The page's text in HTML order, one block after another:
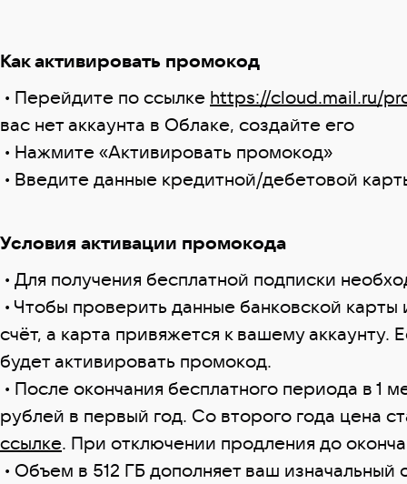
Как активировать промокод
• Перейдите по ссылке https://cloud.mail.ru/
вас нет аккаунта в Облаке, создайте его
• Нажмите «Активировать промокод»
• Введите данные кредитной/дебетовой
Условия активации промокода
• Для получения бесплатной подписки
• Чтобы проверить данные банковской
счёт, а карта привяжется к вашему аккаунту.
будет активировать промокод.
• После окончания бесплатного периода в 1
рублей в первый год. Со второго года цена
ссылке. При отключении продления до
• Объем в 512 ГБ дополняет ваш